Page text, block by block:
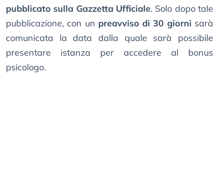
pubblicato sulla Gazzetta Ufficiale. Solo dopo tale
pubblicazione, con un preavviso di 30 giorni sarà
comunicata la data dalla quale sarà possibile
presentare istanza per accedere al bonus
psicologo.